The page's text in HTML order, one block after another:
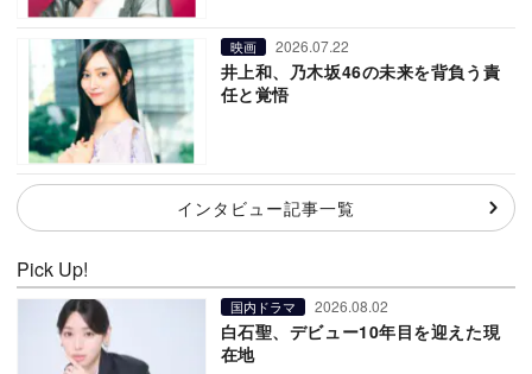
映画 2026.07.22
井上和、乃木坂46の未来を背負う責
任と覚悟
インタビュー記事一覧
Pick Up!
国内ドラマ 2026.08.02
白石聖、デビュー10年目を迎えた現
在地